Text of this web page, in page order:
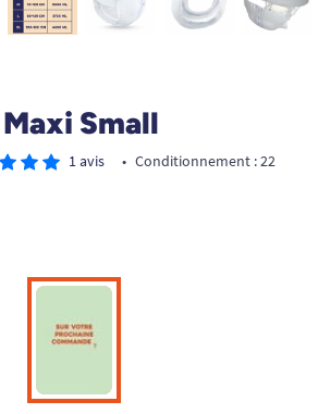
Small
1 avis • Conditionnement : 22